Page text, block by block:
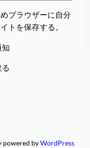
ブラウザーに自分
トを保存する。
powered byWordPress